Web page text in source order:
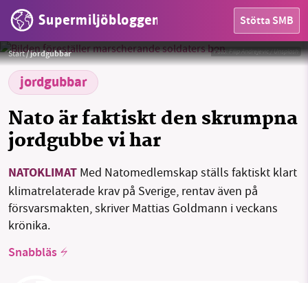
Supermiljöbloggen Stötta SMB
HEM
OMRÅDEN
OM OSS
Sök Sparade inlägg Tipsa oss
Start/jordgubbar
jordgubbar
Nato är faktiskt den skrumpna
jordgubbe vi har
NATOKLIMAT Med Natomedlemskap ställs faktiskt klart
klimatrelaterade krav på Sverige, rentav även på
försvarsmakten, skriver Mattias Goldmann i veckans
krönika.
Snabbläs
Foto:Filip Andrejevic / Unsplash